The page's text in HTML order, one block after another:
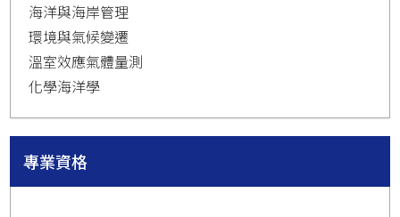
海洋與海岸管理
環境與氣候變遷
溫室效應氣體量測
化學海洋學
專業資格